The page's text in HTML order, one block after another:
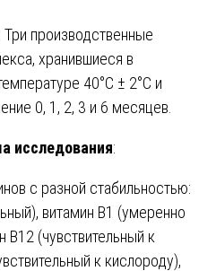
: Три производственные
хранившиеся в
40°C ± 2°C и
0, 1, 2, 3 и 6 месяцев.
исследования:
с разной стабильностью:
витамин B1 (умеренно
B12 (чувствительный к
к кислороду),